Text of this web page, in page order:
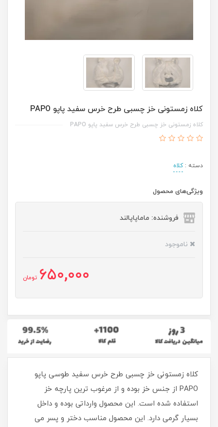
کلاه زمستونی خز چسبی طرح خرس سفید پاپو PAPO
کلاه زمستونی خز چسبی طرح خرس سفید پاپو PAPO
دسته :کلاه
ویژگی‌های محصول
فروشنده: ماماپاپالند
ناموجود
650,000 تومان
کلاه زمستونی خز چسبی طرح خرس سفید طوسی پاپو
PAPO از جنس خز بوده و از مرغوب ترین پارچه خز
استفاده شده است. این محصول وارداتی بوده و داخل
بسیار گرمی دارد. این محصول مناسب دختر و پسر می